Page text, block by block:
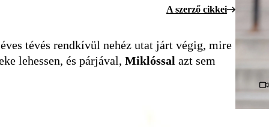
A szerző cikkei
tévés rendkívül nehéz utat járt végig, mire
lehessen, és párjával, Miklóssal azt sem